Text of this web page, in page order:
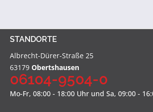
STANDORTE
Albrecht-Dürer-Straße 25
63179 Obertshausen
06104-9504-0
Mo-Fr, 08:00 - 18:00 Uhr und Sa, 09:00 -